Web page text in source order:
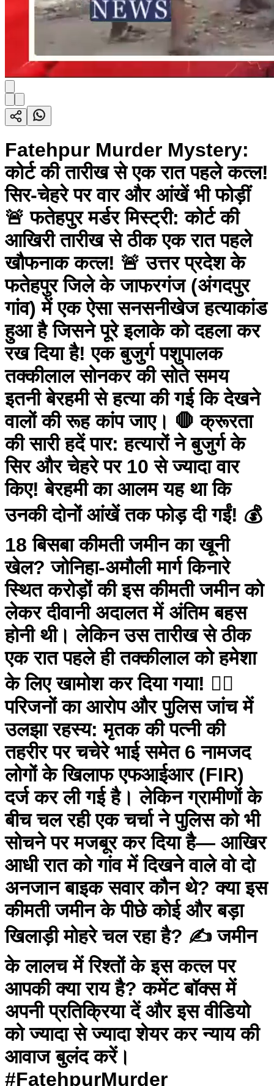
Fatehpur Murder Mystery:
कोर्ट की तारीख से एक रात पहले कत्ल!
सिर-चेहरे पर वार और आंखें भी फोड़ीं
🚨 फतेहपुर मर्डर मिस्ट्री: कोर्ट की
आखिरी तारीख से ठीक एक रात पहले
खौफनाक कत्ल! 🚨 उत्तर प्रदेश के
फतेहपुर जिले के जाफरगंज (अंगदपुर
गांव) में एक ऐसा सनसनीखेज हत्याकांड
हुआ है जिसने पूरे इलाके को दहला कर
रख दिया है! एक बुजुर्ग पशुपालक
तक्कीलाल सोनकर की सोते समय
इतनी बेरहमी से हत्या की गई कि देखने
वालों की रूह कांप जाए। 🛑 क्रूरता
की सारी हदें पार: हत्यारों ने बुजुर्ग के
सिर और चेहरे पर 10 से ज्यादा वार
किए! बेरहमी का आलम यह था कि
उनकी दोनों आंखें तक फोड़ दी गईं! 💰
18 बिसबा कीमती जमीन का खूनी
खेल? जोनिहा-अमौली मार्ग किनारे
स्थित करोड़ों की इस कीमती जमीन को
लेकर दीवानी अदालत में अंतिम बहस
होनी थी। लेकिन उस तारीख से ठीक
एक रात पहले ही तक्कीलाल को हमेशा
के लिए खामोश कर दिया गया! 🕵️‍♂️
परिजनों का आरोप और पुलिस जांच में
उलझा रहस्य: मृतक की पत्नी की
तहरीर पर चचेरे भाई समेत 6 नामजद
लोगों के खिलाफ एफआईआर (FIR)
दर्ज कर ली गई है। लेकिन ग्रामीणों के
बीच चल रही एक चर्चा ने पुलिस को भी
सोचने पर मजबूर कर दिया है— आखिर
आधी रात को गांव में दिखने वाले वो दो
अनजान बाइक सवार कौन थे? क्या इस
कीमती जमीन के पीछे कोई और बड़ा
खिलाड़ी मोहरे चल रहा है? ✍️ जमीन
के लालच में रिश्तों के इस कत्ल पर
आपकी क्या राय है? कमेंट बॉक्स में
अपनी प्रतिक्रिया दें और इस वीडियो
को ज्यादा से ज्यादा शेयर कर न्याय की
आवाज बुलंद करें।
#FatehpurMurder